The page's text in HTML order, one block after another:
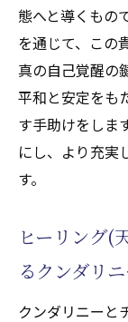
態へと導くもの
を通じて、この
真の自己覚醒の
平和と安定をも
す手助けをしま
にし、より充実
す。
ヒーリング(
るクンダリ
クンダリニーと